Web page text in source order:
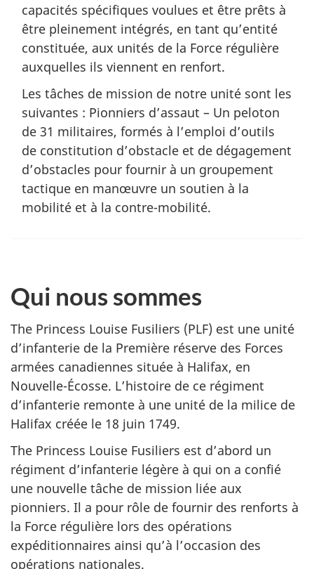
capacités spécifiques voulues et être prêts à
être pleinement intégrés, en tant qu’entité
constituée, aux unités de la Force régulière
auxquelles ils viennent en renfort.
Les tâches de mission de notre unité sont les
suivantes : Pionniers d’assaut – Un peloton
de 31 militaires, formés à l’emploi d’outils
de constitution d’obstacle et de dégagement
d’obstacles pour fournir à un groupement
tactique en manœuvre un soutien à la
mobilité et à la contre-mobilité.
Qui nous sommes
The Princess Louise Fusiliers (PLF) est une unité
d’infanterie de la Première réserve des Forces
armées canadiennes située à Halifax, en
Nouvelle-Écosse. L’histoire de ce régiment
d’infanterie remonte à une unité de la milice de
Halifax créée le 18 juin 1749.
The Princess Louise Fusiliers est d’abord un
régiment d’infanterie légère à qui on a confié
une nouvelle tâche de mission liée aux
pionniers. Il a pour rôle de fournir des renforts à
la Force régulière lors des opérations
expéditionnaires ainsi qu’à l’occasion des
opérations nationales.